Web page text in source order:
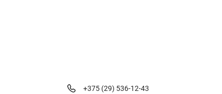
+375 (29) 536-12-43